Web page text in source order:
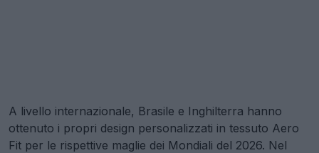
A livello internazionale, Brasile e Inghilterra hanno
ottenuto i propri design personalizzati in tessuto Aero
Fit per le rispettive maglie dei Mondiali del 2026. Nel